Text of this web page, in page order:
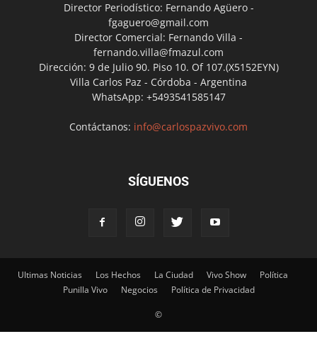
Director Periodístico: Fernando Agüero -
fgaguero@gmail.com
Director Comercial: Fernando Villa -
fernando.villa@fmazul.com
Dirección: 9 de Julio 90. Piso 10. Of 107.(X5152EYN)
Villa Carlos Paz - Córdoba - Argentina
WhatsApp: +5493541585147
Contáctanos: info@carlospazvivo.com
SÍGUENOS
Ultimas Noticias Los Hechos La Ciudad Vivo Show
Política
Punilla Vivo
Negocios Política de Privacidad
©